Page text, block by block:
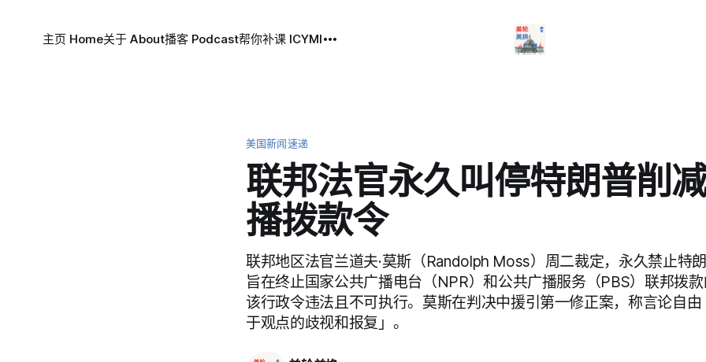
主页 Home关于 About播客 Podcast帮你补课 ICYMI
美国新闻速递
联邦法官永久叫停特朗普削
播拨款令
联邦地区法官兰道夫·莫斯（Randolph Moss）周二裁定，永久禁止特
旨在终止国家公共广播电台（NPR）和公共广播服务（PBS）联邦拨
该行政令违法且不可执行。莫斯在判决中援引第一修正案，称言论自
于观点的歧视和报复」。